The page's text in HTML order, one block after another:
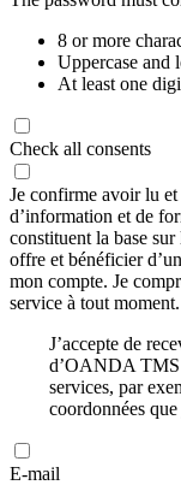
8 or more
Uppercase and
At least one
Check all consents
Je confirme avoir lu et
d’information et de
constituent la base
offre et bénéficier
mon compte. Je
service à tout moment.
J’accepte de
d’OANDA TMS
services, par
coordonnées
E-mail